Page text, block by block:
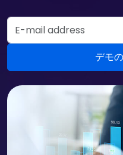
Email Address